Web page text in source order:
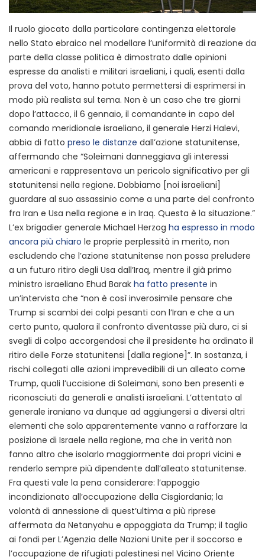
Il ruolo giocato dalla particolare contingenza elettorale
nello Stato ebraico nel modellare l’uniformità di reazione da
parte della classe politica è dimostrato dalle opinioni
espresse da analisti e militari israeliani, i quali, esenti dalla
prova del voto, hanno potuto permettersi di esprimersi in
modo più realista sul tema. Non è un caso che tre giorni
dopo l’attacco, il 6 gennaio, il comandante in capo del
comando meridionale israeliano, il generale Herzi Halevi,
abbia di fatto preso le distanze dall’azione statunitense,
affermando che “Soleimani danneggiava gli interessi
americani e rappresentava un pericolo significativo per gli
statunitensi nella regione. Dobbiamo [noi israeliani]
guardare al suo assassinio come a una parte del confronto
fra Iran e Usa nella regione e in Iraq. Questa è la situazione.”
L’ex brigadier generale Michael Herzog ha espresso in modo
ancora più chiaro le proprie perplessità in merito, non
escludendo che l’azione statunitense non possa preludere
a un futuro ritiro degli Usa dall’Iraq, mentre il già primo
ministro israeliano Ehud Barak ha fatto presente in
un’intervista che “non è così inverosimile pensare che
Trump si scambi dei colpi pesanti con l’Iran e che a un
certo punto, qualora il confronto diventasse più duro, ci si
svegli di colpo accorgendosi che il presidente ha ordinato il
ritiro delle Forze statunitensi [dalla regione]”. In sostanza, i
rischi collegati alle azioni imprevedibili di un alleato come
Trump, quali l’uccisione di Soleimani, sono ben presenti e
riconosciuti da generali e analisti israeliani. L’attentato al
generale iraniano va dunque ad aggiungersi a diversi altri
elementi che solo apparentemente vanno a rafforzare la
posizione di Israele nella regione, ma che in verità non
fanno altro che isolarlo maggiormente dai propri vicini e
renderlo sempre più dipendente dall’alleato statunitense.
Fra questi vale la pena considerare: l’appoggio
incondizionato all’occupazione della Cisgiordania; la
volontà di annessione di quest’ultima a più riprese
affermata da Netanyahu e appoggiata da Trump; il taglio
ai fondi per L’Agenzia delle Nazioni Unite per il soccorso e
l’occupazione de rifugiati palestinesi nel Vicino Oriente